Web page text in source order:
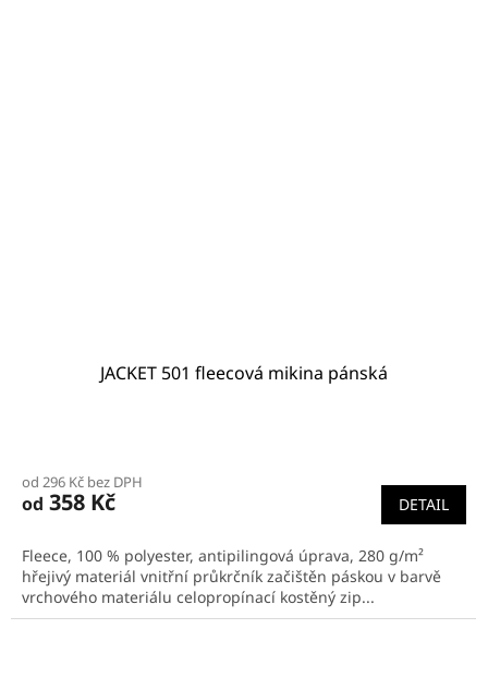
JACKET 501 fleecová mikina pánská
od 296 Kč bez DPH
od 358 Kč DETAIL
Fleece, 100 % polyester, antipilingová úprava, 280 g/m²
hřejivý materiál vnitřní průkrčník začištěn páskou v barvě
vrchového materiálu celopropínací kostěný zip...